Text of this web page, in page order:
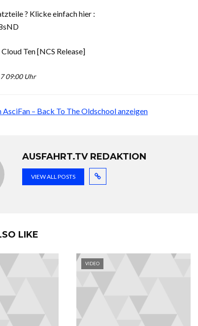
? Klicke einfach hier :
Ten [NCS Release]
09:00 Uhr
AsciFan – Back To The Oldschool anzeigen
AUSFAHRT.TV REDAKTION
VIEW ALL POSTS
LIKE
VIDEO